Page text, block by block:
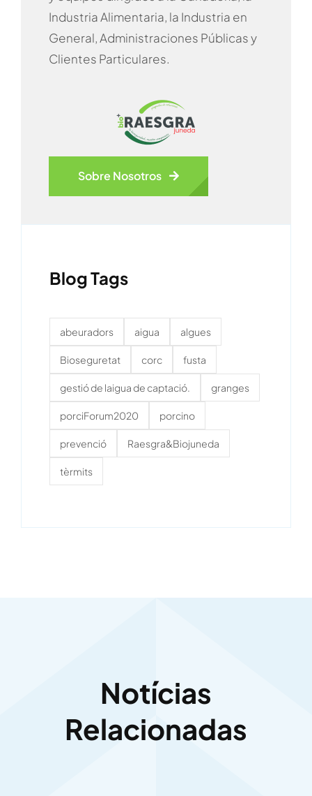
Industria Alimentaria, la Industria en
General, Administraciones Públicas y
Clientes Particulares.
Sobre Nosotros
Blog Tags
abeuradors aigua algues
Bioseguretat corc fusta
gestió de laigua de captació. granges
porciForum2020 porcino
prevenció Raesgra&Biojuneda
tèrmits
Notícias
Relacionadas